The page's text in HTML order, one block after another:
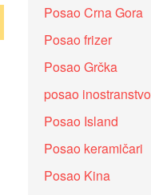
Posao Crna Gora
Posao frizer
Posao Grčka
posao inostranstvo
Posao Island
Posao keramičari
Posao Kina